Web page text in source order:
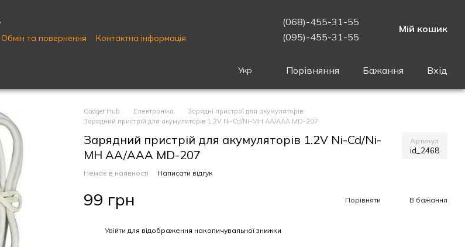
Обмін та повернення
Контактна інформація
(068)-455-31-55
(095)-455-31-55
Мій кошик
Укр Порівняння Бажання Вхід
Gadget Hub Електроніка
Зарядні пристрої для акумуляторів
Зарядний пристрій для акумуляторів 1.2V Ni-Cd/Ni-MH AA/AAA MD-207
Зарядний пристрій для акумуляторів 1.2V Ni-Cd/Ni-
MH AA/AAA MD-207
Артикул
id_2468
Немає в наявності Написати відгук
99 грн Порівняти В бажання
Увійти для відображення накопичувальної знижки